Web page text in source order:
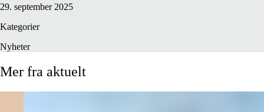
29. september 2025
Kategorier
Nyheter
Mer fra aktuelt